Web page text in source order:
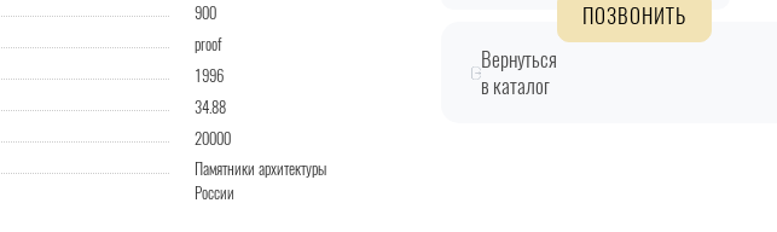
900
proof
1996
34.88
20000
Памятники архитектуры
России
ПОЗВОНИТЬ
Вернуться
в каталог